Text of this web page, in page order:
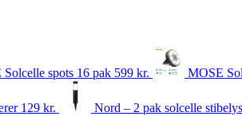
spots 16 pak 599 kr. MOSE
129 kr. Nord – 2 pak solcelle